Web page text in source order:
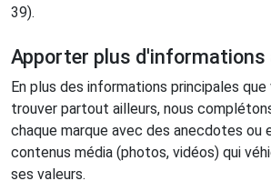
39).
Apporter plus d'informations
En plus des informations principales que
trouver partout ailleurs, nous
chaque marque avec des anecdotes ou
contenus média (photos, vidéos) qui
ses valeurs.